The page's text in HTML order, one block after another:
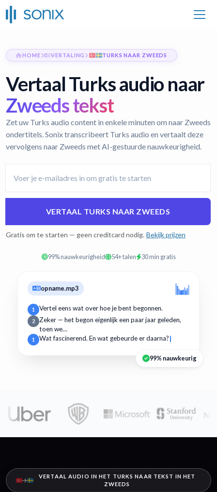
HOME VERTALING TURKS NAAR ZWEEDS
Vertaal Turks audio naar
Zweeds tekst
Zet uw Turks audio content in enkele minuten om naar Zweeds
ondertitels. Sonix transcribeert Turks audio en vertaalt deze
vervolgens naar Zweeds met AI-gestuurde nauwkeurigheid.
VERTAAL TURKS NAAR ZWEEDS
Gratis om te starten — geen creditcard nodig. Bekijk prijzen
99% nauwkeurigheid 54+ talen 30 min gratis
opname.mp3
1 Vertel eens wat over hoe je bent begonnen.
2
Zeker — het begon eigenlijk een paar jaar geleden,
toen we…
1 Wat fascinerend. En wat gebeurde er daarna?
99% nauwkeurig
VERTAAL AUDIO IN HET TURKS NAAR TEKST IN HET
ZWEEDS